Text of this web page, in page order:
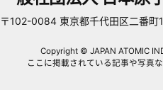
〒102-0084 東京都千代田区二番町
Copyright © JAPAN ATOMIC
ここに掲載されている記事や写真